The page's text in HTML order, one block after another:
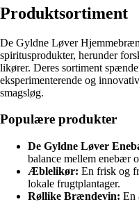
Produktsortiment
De Gyldne Løver
spiritusprodukter, herunder
likører. Deres sortiment
eksperimenterende og
smagsløg.
Populære produkter
De Gyldne Løver
balance mellem enebær
Æblelikør: En frisk og
lokale frugtplantager.
Røllike Brændevin: En